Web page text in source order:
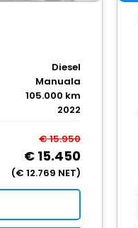
Diesel
Manuala
105.000 km
2022
€ 15.950
€ 15.450
(€ 12.769 NET)